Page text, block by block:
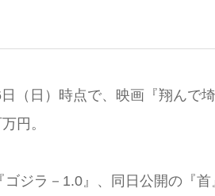
（日）時点で、映画『翔んで
円。
ジラ－1.0』、同日公開の『